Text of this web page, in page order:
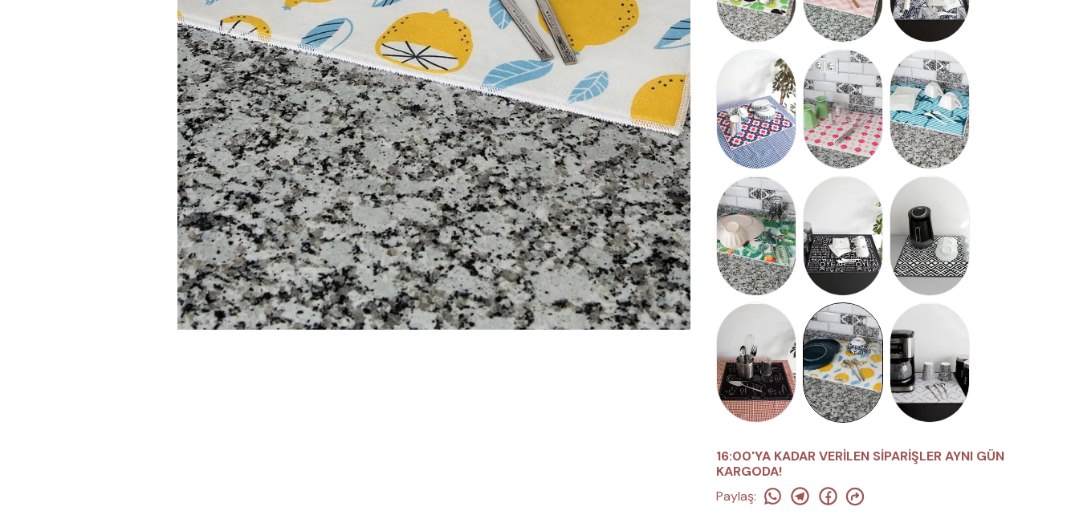
16:00'YA KADAR VERİLEN SİPARİŞLER AYNI GÜN
KARGODA!
Paylaş: